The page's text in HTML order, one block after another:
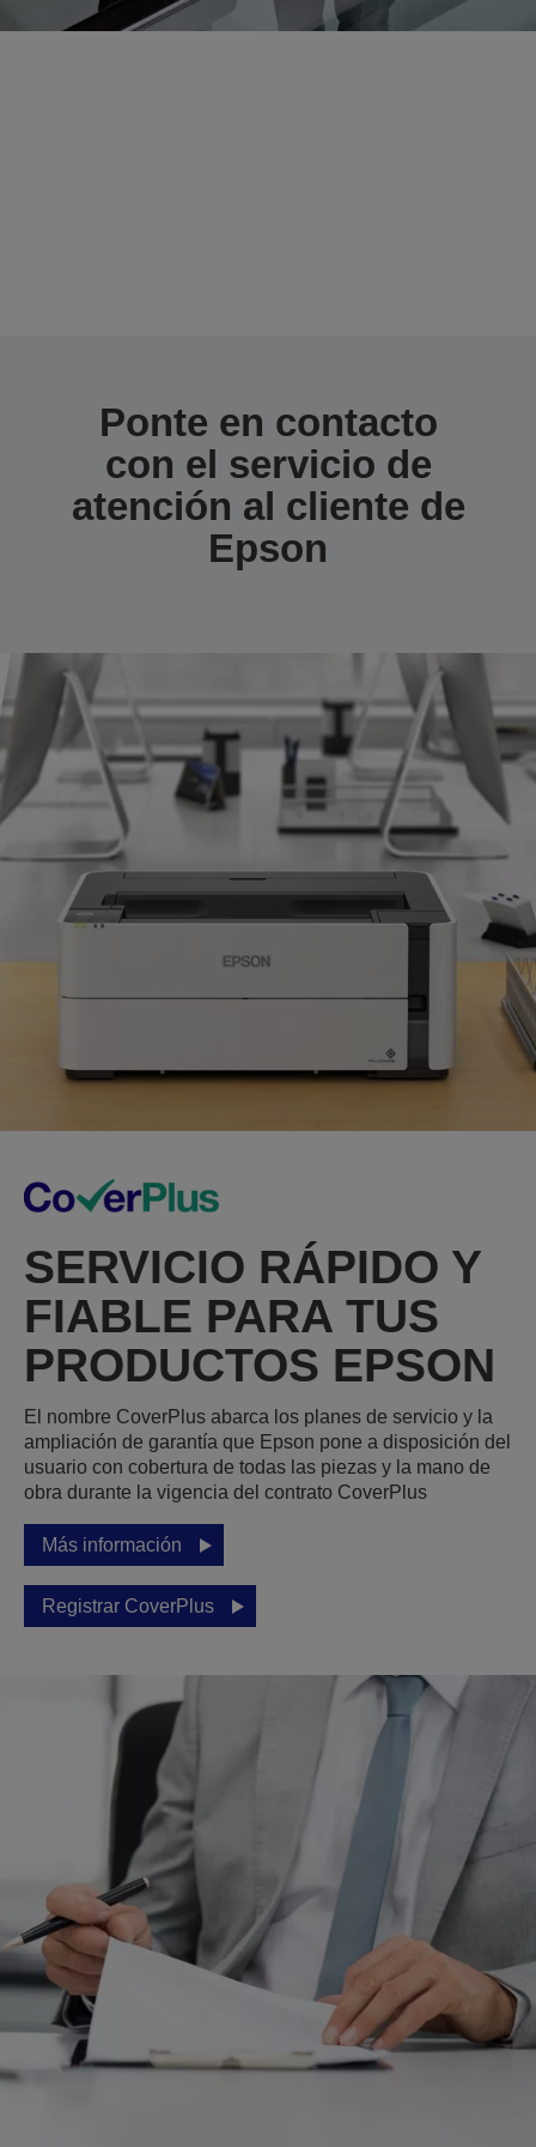
Ponte en contacto
con el servicio de
atención al cliente de
Epson
SERVICIO RÁPIDO Y
FIABLE PARA TUS
PRODUCTOS EPSON
El nombre CoverPlus abarca los planes de servicio y la
ampliación de garantía que Epson pone a disposición del
usuario con cobertura de todas las piezas y la mano de
obra durante la vigencia del contrato CoverPlus
Más información
Registrar CoverPlus